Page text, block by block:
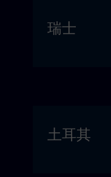
瑞士
土耳其